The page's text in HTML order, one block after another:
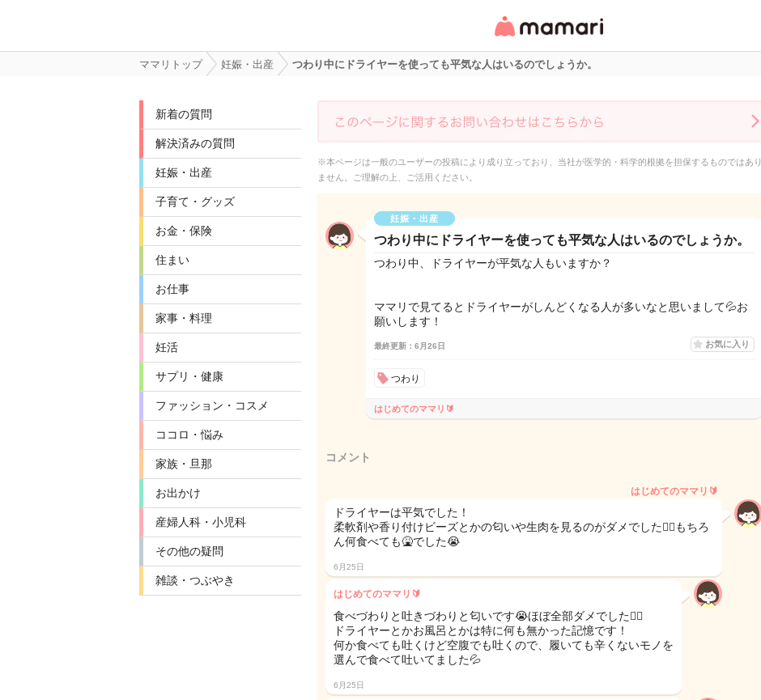
リ・情報サイト
ママリトップ 妊娠・出産 つわり中にドライヤーを使っても平気な人はいるのでしょうか。
新着の質問
解決済みの質問
妊娠・出産
子育て・グッズ
お金・保険
住まい
お仕事
家事・料理
妊活
サプリ・健康
ファッション・コスメ
ココロ・悩み
家族・旦那
お出かけ
産婦人科・小児科
その他の疑問
雑談・つぶやき
※本ページは一般のユーザーの投稿により成り立っており、当社が医学的・科学的根拠を担保するものではあり
ません。ご理解の上、ご活用ください。
妊娠・出産
つわり中にドライヤーを使っても平気な人はいるのでしょうか。
つわり中、ドライヤーが平気な人もいますか？
ママリで見てるとドライヤーがしんどくなる人が多いなと思いまして💦お
願いします！
最終更新：6月26日 お気に入り
つわり
はじめてのママリ🔰
コメント
はじめてのママリ🔰
ドライヤーは平気でした！
柔軟剤や香り付けビーズとかの匂いや生肉を見るのがダメでした🙅‍♀️もちろ
ん何食べても🤮でした😭
6月25日
はじめてのママリ🔰
食べづわりと吐きづわりと匂いです😭ほぼ全部ダメでした🙅‍♀️
ドライヤーとかお風呂とかは特に何も無かった記憶です！
何か食べても吐くけど空腹でも吐くので、履いても辛くないモノを
選んで食べて吐いてました💦
6月25日